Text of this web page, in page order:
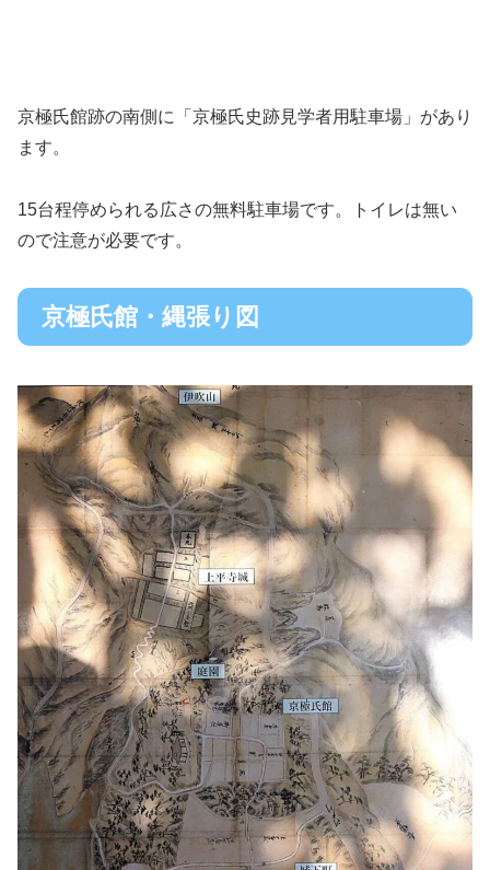
京極氏館跡の南側に「京極氏史跡見学者用駐車場」があり
ます。
15台程停められる広さの無料駐車場です。トイレは無い
ので注意が必要です。
京極氏館・縄張り図